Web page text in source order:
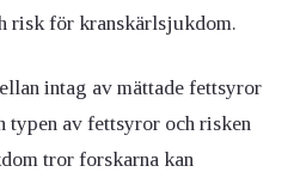
risk för kranskärlsjukdom.
intag av mättade fettsyror
typen av fettsyror och risken
tror forskarna kan